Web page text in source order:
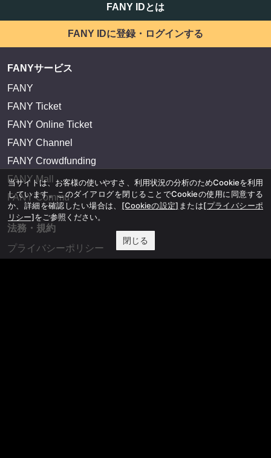
FANY IDとは
FANY IDに登録・ログインする
FANYサービス
FANY
FANY Ticket
FANY Online Ticket
FANY Channel
FANY Crowdfunding
FANY Mall
FANY Commu
法務・規約
プライバシーポリシー
当サイトは、お客様の使いやすさ、利用状況の分析のためCookieを利用
しています。このダイアログを閉じることでCookieの使用に同意する
か、詳細を確認したい場合は、 [Cookieの設定] または[プライバシーポ
リシー]をご参照ください。
閉じる